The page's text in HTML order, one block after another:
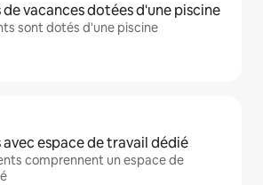
vacances dotées d'une piscine
sont dotés d'une piscine
espace de travail dédié
comprennent un espace de